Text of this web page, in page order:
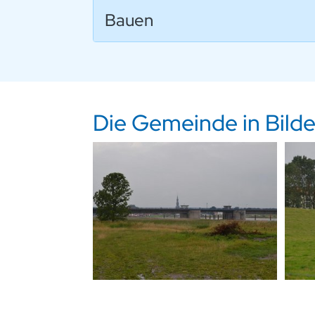
Bauen
Die Gemeinde in